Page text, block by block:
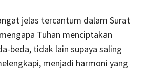
jelas tercantum dalam Surat
Tuhan menciptakan
beda, tidak lain supaya saling
menjadi harmoni yang